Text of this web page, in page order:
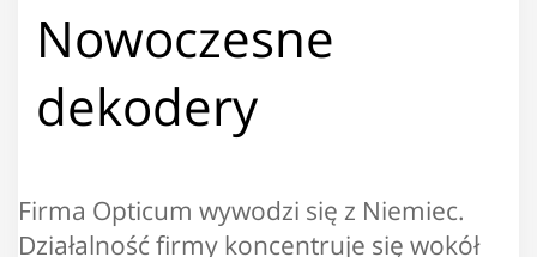
Nowoczesne
dekodery
Firma Opticum wywodzi się z Niemiec.
Działalność firmy koncentruje się wokół